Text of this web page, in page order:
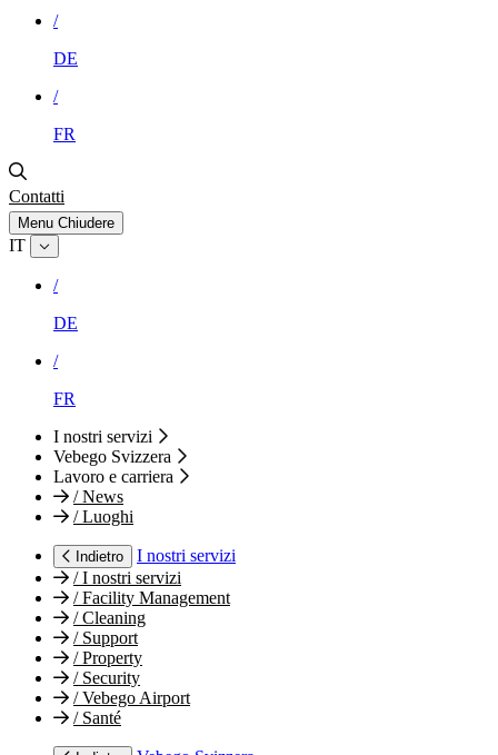
/
DE
/
FR
Contatti
Menu Chiudere
IT
/
DE
/
FR
I nostri servizi
Vebego Svizzera
Lavoro e carriera
/News
/Luoghi
Indietro
I nostri servizi
/I nostri servizi
/Facility Management
/Cleaning
/Support
/Property
/Security
/Vebego Airport
/Santé